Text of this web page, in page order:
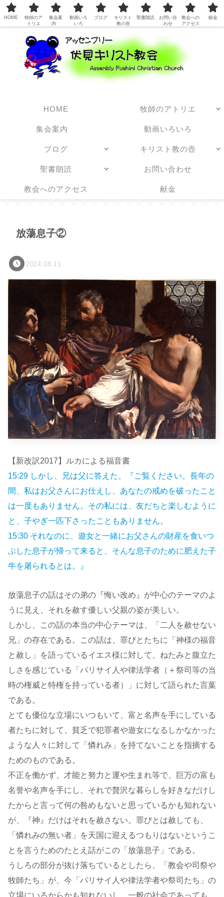
日本アッセンブリーズ・オブ・ゴッド教団
HOME 牧師のアトリエ
集会案内 動画いろいろ
ブログ キリスト教の壺
聖書朗読 お問い合わせ
教会へのアクセス 献金
放蕩息子②
2024.08.11
【新改訳2017】ルカによる福音書
15:29 しかし、兄は父に答えた。『ご覧ください。長年の
間、私はお父さんにお仕えし、あなたの戒めを破ったこと
は一度もありません。その私には、友だちと楽しむように
と、子やぎ一匹下さったこともありません。
15:30 それなのに、遊女と一緒にお父さんの財産を食いつ
ぶした息子が帰って来ると、そんな息子のために肥えた子
牛を屠られるとは。』
放蕩息子の話はその弟の『悔い改め』が中心のテーマのよ
うに見え、それを赦す優しい父親の姿が美しい。
しかし、この話の本当の中心テーマは、「二人を赦せない
兄」の存在である。この話は、罪びとたちに「神様の福音
と赦し」を語っているイエス様に対して、ねたみと腹立た
しさを感じている「パリサイ人や律法学者（＋祭司等の当
時の権威と特権を持っている者）」に対して語られた言葉
である。
とても優位な立場にいつもいて、富と名声を手にしている
者たちに対して、貧乏で犯罪者や遊女になるしかなかった
ような人々に対して「憐れみ」を持てないことを指摘する
ためのものである。
不正を働かず、才能と努力と運や生まれ等で、巨万の富も
名誉や名声を手にし、それで贅沢な暮らしを好きなだけし
たからと言って何の咎めもないと思っているかも知れない
が、『神』だけはそれを赦さない。罪びとは赦しても、
「憐れみの無い者」を天国に迎えるつもりはないというこ
とを言うためのたとえ話がこの「放蕩息子」である。
うしろの部分が抜け落ちているとしたら、「教会や司祭や
牧師たち」が、今「パリサイ人や律法学者や祭司たち」の
HOME
牧師のア
トリエ
集会案
内
動画いろ
いろ
ブログ
キリスト
教の壺
聖書朗読
お問い合
わせ
教会への
アクセス
献金